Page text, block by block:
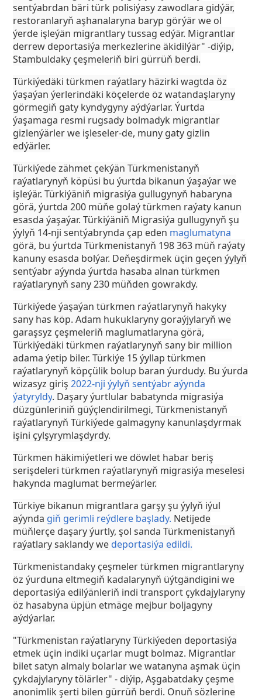
sentýabrdan bäri türk polisiýasy zawodlara gidýär,
restoranlaryň aşhanalaryna baryp görýär we ol
ýerde işleýän migrantlary tussag edýär. Migrantlar
derrew deportasiýa merkezlerine äkidilýär" -diýip,
Stambuldaky çeşmeleriň biri gürrüň berdi.
Türkiýedäki türkmen raýatlary häzirki wagtda öz
ýaşaýan ýerlerindäki köçelerde öz watandaşlaryny
görmegiň gaty kyndygyny aýdýarlar. Ýurtda
ýaşamaga resmi rugsady bolmadyk migrantlar
gizlenýärler we işleseler-de, muny gaty gizlin
edýärler.
Türkiýede zähmet çekýän Türkmenistanyň
raýatlarynyň köpüsi bu ýurtda bikanun ýaşaýar we
işleýär. Türkiýäniň migrasiýa gullugynyň habaryna
görä, ýurtda 200 müňe golaý türkmen raýaty kanun
esasda ýaşaýar. Türkiýäniň Migrasiýa gullugynyň şu
ýylyň 14-nji sentýabrynda çap eden maglumatyna
görä, bu ýurtda Türkmenistanyň 198 363 müň raýaty
kanuny esasda bolýar. Deňeşdirmek üçin geçen ýylyň
sentýabr aýynda ýurtda hasaba alnan türkmen
raýatlarynyň sany 230 müňden gowrakdy.
Türkiýede ýaşaýan türkmen raýatlarynyň hakyky
sany has köp. Adam hukuklaryny goraýjylaryň we
garaşsyz çeşmeleriň maglumatlaryna görä,
Türkiýedäki türkmen raýatlarynyň sany bir million
adama ýetip biler. Türkiýe 15 ýyllap türkmen
raýatlarynyň köpçülik bolup baran ýurdudy. Bu ýurda
wizasyz giriş2022-nji ýylyň sentýabr aýynda
ýatyryldy. Daşary ýurtlular babatynda migrasiýa
düzgünleriniň güýçlendirilmegi, Türkmenistanyň
raýatlarynyň Türkiýede galmagyny kanunlaşdyrmak
işini çylşyrymlaşdyrdy.
Türkmen häkimiýetleri we döwlet habar beriş
serişdeleri türkmen raýatlarynyň migrasiýa meselesi
hakynda maglumat bermeýärler.
Türkiye bikanun migrantlara garşy şu ýylyň iýul
aýynda giň gerimli reýdlere başlady. Netijede
müňlerçe daşary ýurtly, şol sanda Türkmenistanyň
raýatlary saklandy we deportasiýa edildi.
Türkmenistandaky çeşmeler türkmen migrantlaryny
öz ýurduna eltmegiň kadalarynyň üýtgändigini we
deportasiýa edilýänleriň indi transport çykdajylaryny
öz hasabyna üpjün etmäge mejbur boljagyny
aýdýarlar.
"Türkmenistan raýatlaryny Türkiýeden deportasiýa
etmek üçin indiki uçarlar mugt bolmaz. Migrantlar
bilet satyn almaly bolarlar we watanyna aşmak üçin
çykdajylaryny tölärler" - diýip, Aşgabatdaky çeşme
anonimlik şerti bilen gürrüň berdi. Onuň sözlerine